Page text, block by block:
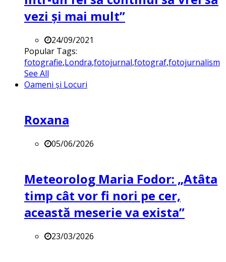
vezi și mai mult”
24/09/2021
Popular Tags:
fotografie,Londra,fotojurnal,fotograf,fotojurnalism
See All
Oameni și Locuri
Roxana
05/06/2026
Meteorolog Maria Fodor: „Atâta
timp cât vor fi nori pe cer,
această meserie va exista”
23/03/2026